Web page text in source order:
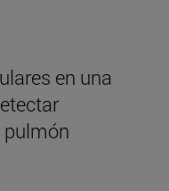
en una
pulmón